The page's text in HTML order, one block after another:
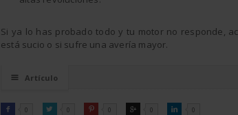
Si ya lo has probado todo y tu motor no responde,
está sucio o si sufre una avería mayor.
☰ Artículo

FACEBOOK
0 
TWITTER0 
PINTEREST
0 
GOOGLE0 
LINKEDIN
0